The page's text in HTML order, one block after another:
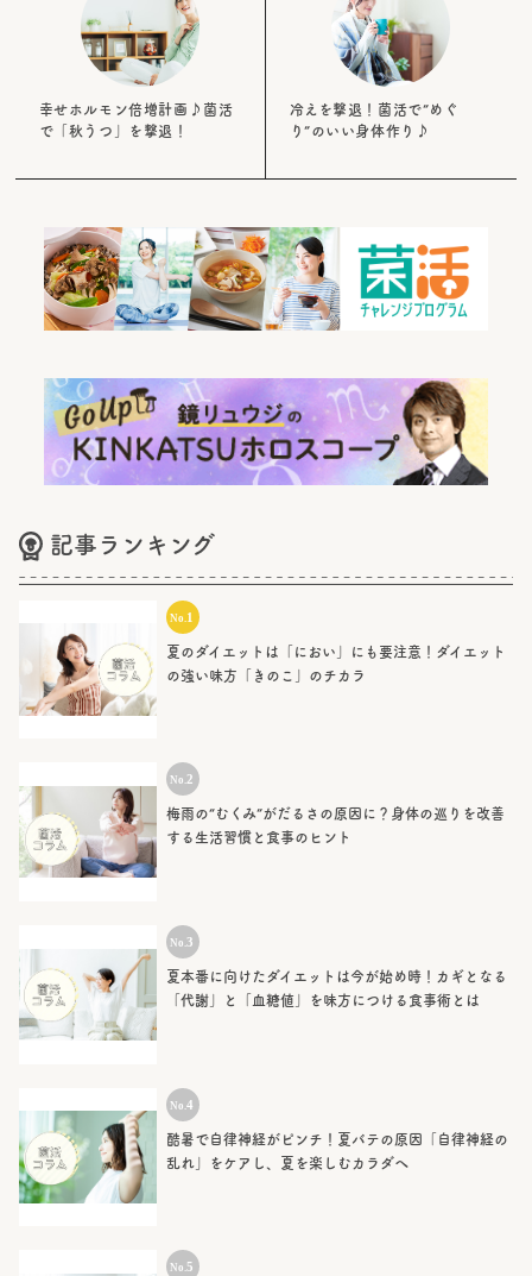
幸せホルモン倍増計画♪菌活
で「秋うつ」を撃退！
冷えを撃退！菌活で”めぐ
り”のいい身体作り♪
記事ランキング
夏のダイエットは「におい」にも要注意！ダイエット
の強い味方「きのこ」のチカラ
梅雨の“むくみ”がだるさの原因に？身体の巡りを改善
する生活習慣と食事のヒント
夏本番に向けたダイエットは今が始め時！カギとなる
「代謝」と「血糖値」を味方につける食事術とは
酷暑で自律神経がピンチ！夏バテの原因「自律神経の
乱れ」をケアし、夏を楽しむカラダへ